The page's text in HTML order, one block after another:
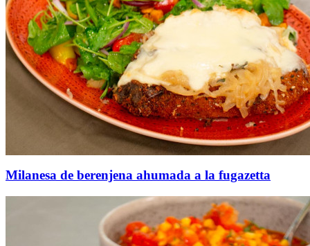
Milanesa de berenjena ahumada a la fugazetta